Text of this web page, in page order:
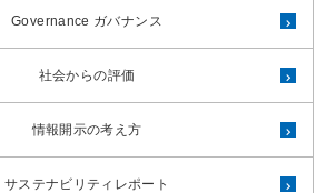
Governance ガバナンス
社会からの評価
情報開示の考え方
サステナビリティレポート